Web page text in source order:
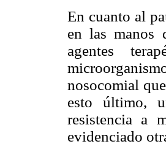
En cuanto al
en las manos
agentes
nosocomial
esto último,
resistencia a
evidenciado